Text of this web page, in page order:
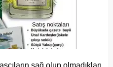
sağ olup olmadıkları